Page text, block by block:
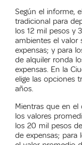
Según el informe,
tradicional para
los 12 mil pesos y
ambientes el valor
expensas; y para
de alquiler ronda
expensas. En la
elige las opciones
años.
Mientras que en el
los valores
los 20 mil pesos
de expensas;